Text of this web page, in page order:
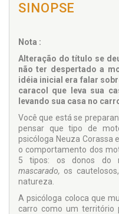
SINOPSE
Nota :
Alteração do título se
não ter despertado a
idéia inicial era falar
caracol que leva sua
levando sua casa no
Você que está se
pensar que tipo de
psicóloga Neuza Corassa
o comportamento dos
5 tipos: os donos do
mascarado, os
natureza.
A psicóloga coloca que
carro como um território